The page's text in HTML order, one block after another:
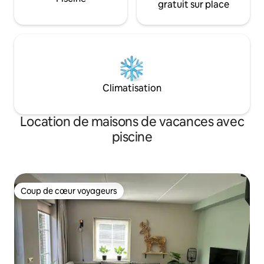
gratuit sur place
Climatisation
Location de maisons de vacances avec
piscine
Coup de cœur voyageurs
Coup de cœur voyageurs